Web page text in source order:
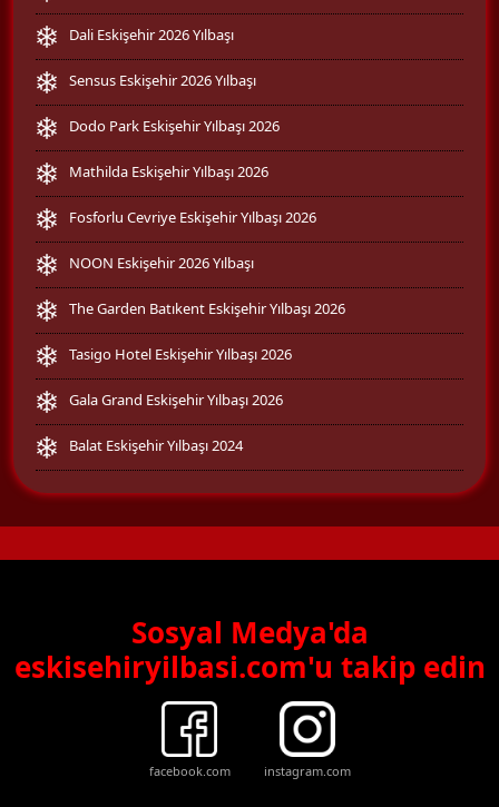
Dali Eskişehir 2026 Yılbaşı
Sensus Eskişehir 2026 Yılbaşı
Dodo Park Eskişehir Yılbaşı 2026
Mathilda Eskişehir Yılbaşı 2026
Fosforlu Cevriye Eskişehir Yılbaşı 2026
NOON Eskişehir 2026 Yılbaşı
The Garden Batıkent Eskişehir Yılbaşı 2026
Tasigo Hotel Eskişehir Yılbaşı 2026
Gala Grand Eskişehir Yılbaşı 2026
Balat Eskişehir Yılbaşı 2024
Sosyal Medya'da
eskisehiryilbasi.com'u takip edin
facebook.com instagram.com